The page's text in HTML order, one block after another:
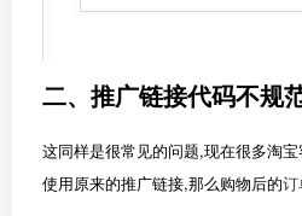
二、推广链接代码不规
这同样是很常见的问题,现在很多淘
使用原来的推广链接,那么购物后的